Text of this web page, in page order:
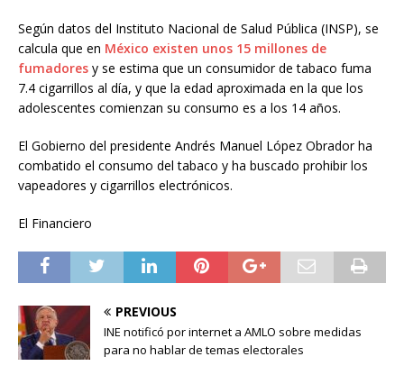
Según datos del Instituto Nacional de Salud Pública (INSP), se
calcula que en México existen unos 15 millones de
fumadores y se estima que un consumidor de tabaco fuma
7.4 cigarrillos al día, y que la edad aproximada en la que los
adolescentes comienzan su consumo es a los 14 años.
El Gobierno del presidente Andrés Manuel López Obrador ha
combatido el consumo del tabaco y ha buscado prohibir los
vapeadores y cigarrillos electrónicos.
El Financiero
PREVIOUS
INE notificó por internet a AMLO sobre medidas
para no hablar de temas electorales